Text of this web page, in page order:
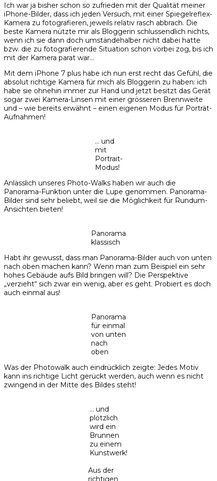
Ich war ja bisher schon so zufrieden mit der Qualität meiner
iPhone-Bilder, dass ich jeden Versuch, mit einer Spiegelreflex-
Kamera zu fotografieren, jeweils relativ rasch abbrach. Die
beste Kamera nützte mir als Bloggerin schlussendlich nichts,
wenn ich sie dann doch umständehalber nicht dabei hatte
bzw. die zu fotografierende Situation schon vorbei zog, bis ich
mit der Kamera parat war…
Mit dem iPhone 7 plus habe ich nun erst recht das Gefühl, die
absolut richtige Kamera für mich als Bloggerin zu haben: ich
habe sie ohnehin immer zur Hand und jetzt besitzt das Gerät
sogar zwei Kamera-Linsen mit einer grösseren Brennweite
und – wie bereits erwähnt – einen eigenen Modus für Porträt-
Aufnahmen!
… und
mit
Portrait-
Modus!
Anlässlich unseres Photo-Walks haben wir auch die
Panorama-Funktion unter die Lupe genommen. Panorama-
Bilder sind sehr beliebt, weil sie die Möglichkeit für Rundum-
Ansichten bieten!
Panorama
klassisch
Habt ihr gewusst, dass man Panorama-Bilder auch von unten
nach oben machen kann? Wenn man zum Beispiel ein sehr
hohes Gebäude aufs Bild bringen will? Die Perspektive
„verzieht“ sich zwar ein wenig, aber es geht. Probiert es doch
auch einmal aus!
Panorama
für einmal
von unten
nach
oben
Was der Photowalk auch eindrücklich zeigte: Jedes Motiv
kann ins richtige Licht gerückt werden, auch wenn es nicht
zwingend in der Mitte des Bildes steht!
… und
plötzlich
wird ein
Brunnen
zu einem
Kunstwerk!
Aus der
richtigen